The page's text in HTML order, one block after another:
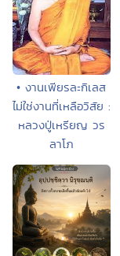
• งานเพียรละกิเลส
ไม่ใช่งานที่เหลือวิสัย :
หลวงปู่เหรียญ วร
ลาโภ